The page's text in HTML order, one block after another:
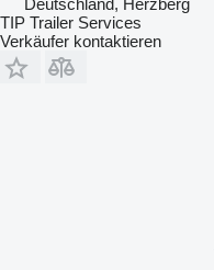
TIP Trailer Services
Verkäufer kontaktieren